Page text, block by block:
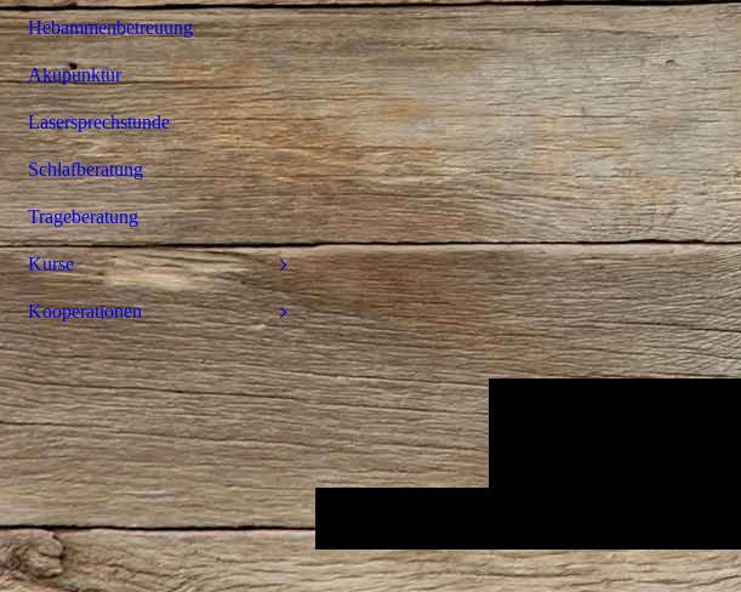
Hebammenbetreuung
Akupunktur
Lasersprechstunde
Schlafberatung
Trageberatung
Kurse
Kooperationen